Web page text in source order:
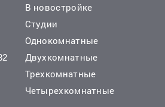
В новостройке
Студии
Однокомнатные
Двухкомнатные
Трехкомнатные
Четырехкомнатные